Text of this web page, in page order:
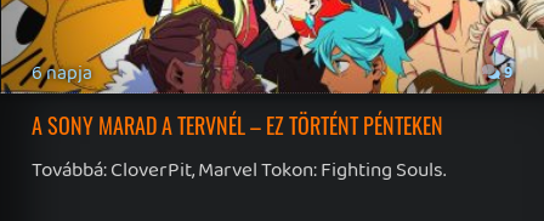
RSS Blog RSS | Podcast RSS |
Instagram | Youtube | Facebook |
Twitter
| Patreon